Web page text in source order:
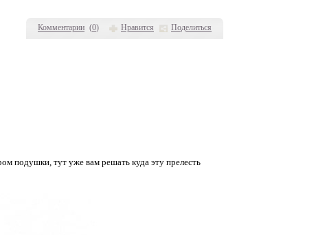
Комментарии (0) Нравится Поделиться
подушки, тут уже вам решать куда эту прелесть